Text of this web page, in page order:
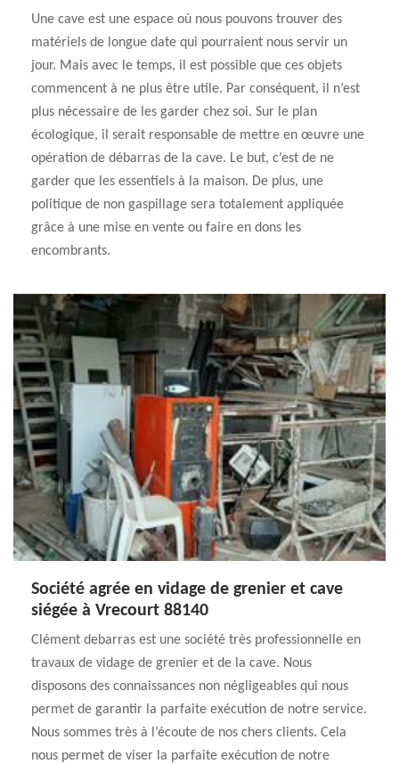
Une cave est une espace où nous pouvons trouver des
matériels de longue date qui pourraient nous servir un
jour. Mais avec le temps, il est possible que ces objets
commencent à ne plus être utile. Par conséquent, il n’est
plus nécessaire de les garder chez soi. Sur le plan
écologique, il serait responsable de mettre en œuvre une
opération de débarras de la cave. Le but, c’est de ne
garder que les essentiels à la maison. De plus, une
politique de non gaspillage sera totalement appliquée
grâce à une mise en vente ou faire en dons les
encombrants.
Société agrée en vidage de grenier et cave
siégée à Vrecourt 88140
Clément debarras est une société très professionnelle en
travaux de vidage de grenier et de la cave. Nous
disposons des connaissances non négligeables qui nous
permet de garantir la parfaite exécution de notre service.
Nous sommes très à l’écoute de nos chers clients. Cela
nous permet de viser la parfaite exécution de notre